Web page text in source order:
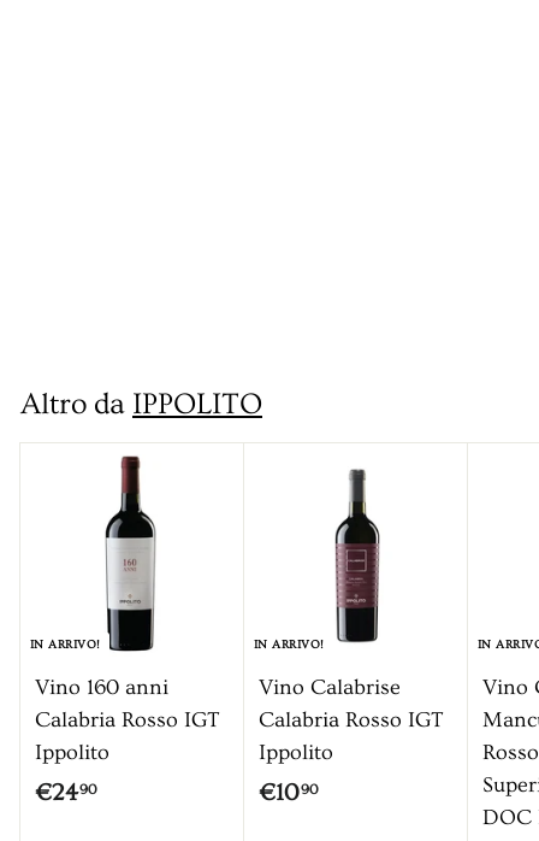
,
9
Altro da IPPOLITO
IN ARRIVO!
Vino 160 anni
Calabria Rosso IGT
Ippolito
€2490€
IN ARRIVO!
Vino Calabrise
Calabria Rosso IGT
Ippolito
€1090€
IN
Vino
DOC